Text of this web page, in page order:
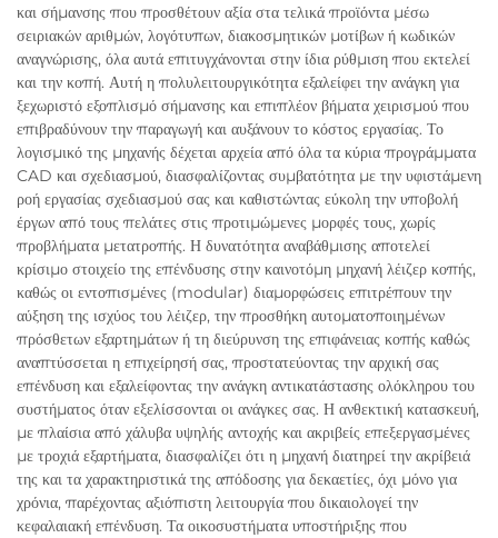
και σήμανσης που προσθέτουν αξία στα τελικά προϊόντα μέσω
σειριακών αριθμών, λογότυπων, διακοσμητικών μοτίβων ή κωδικών
αναγνώρισης, όλα αυτά επιτυγχάνονται στην ίδια ρύθμιση που εκτελεί
και την κοπή. Αυτή η πολυλειτουργικότητα εξαλείφει την ανάγκη για
ξεχωριστό εξοπλισμό σήμανσης και επιπλέον βήματα χειρισμού που
επιβραδύνουν την παραγωγή και αυξάνουν το κόστος εργασίας. Το
λογισμικό της μηχανής δέχεται αρχεία από όλα τα κύρια προγράμματα
CAD και σχεδιασμού, διασφαλίζοντας συμβατότητα με την υφιστάμενη
ροή εργασίας σχεδιασμού σας και καθιστώντας εύκολη την υποβολή
έργων από τους πελάτες στις προτιμώμενες μορφές τους, χωρίς
προβλήματα μετατροπής. Η δυνατότητα αναβάθμισης αποτελεί
κρίσιμο στοιχείο της επένδυσης στην καινοτόμη μηχανή λέιζερ κοπής,
καθώς οι εντοπισμένες (modular) διαμορφώσεις επιτρέπουν την
αύξηση της ισχύος του λέιζερ, την προσθήκη αυτοματοποιημένων
πρόσθετων εξαρτημάτων ή τη διεύρυνση της επιφάνειας κοπής καθώς
αναπτύσσεται η επιχείρησή σας, προστατεύοντας την αρχική σας
επένδυση και εξαλείφοντας την ανάγκη αντικατάστασης ολόκληρου του
συστήματος όταν εξελίσσονται οι ανάγκες σας. Η ανθεκτική κατασκευή,
με πλαίσια από χάλυβα υψηλής αντοχής και ακριβείς επεξεργασμένες
με τροχιά εξαρτήματα, διασφαλίζει ότι η μηχανή διατηρεί την ακρίβειά
της και τα χαρακτηριστικά της απόδοσης για δεκαετίες, όχι μόνο για
χρόνια, παρέχοντας αξιόπιστη λειτουργία που δικαιολογεί την
κεφαλαιακή επένδυση. Τα οικοσυστήματα υποστήριξης που